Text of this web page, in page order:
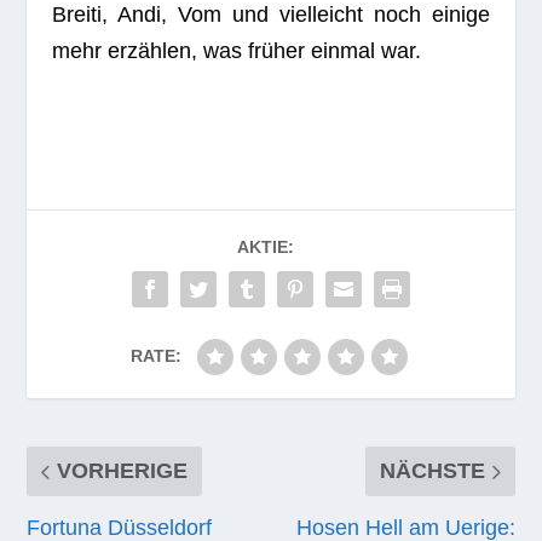
Breiti, Andi, Vom und viel­leicht noch einige
mehr erzäh­len, was frü­her ein­mal war.
AKTIE:
RATE:
VORHERIGE
Fortuna Düsseldorf
NÄCHSTE
Hosen Hell am Uerige: